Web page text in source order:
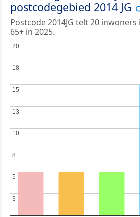
postcodegebied 2014 JG
Postcode 2014JG telt 20
65+ in 2025.
3
3
5
5
8
8
10
10
13
13
15
15
18
18
20
20